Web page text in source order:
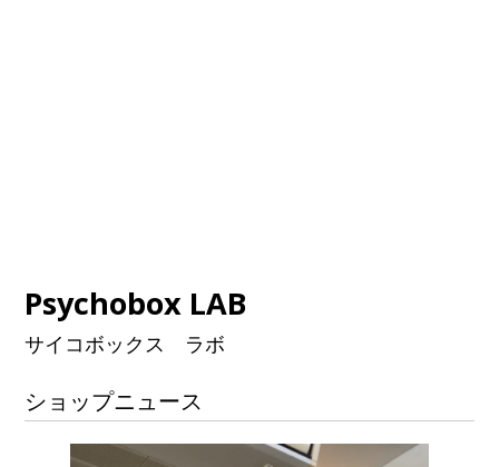
Psychobox LAB
サイコボックス ラボ
ショップニュース